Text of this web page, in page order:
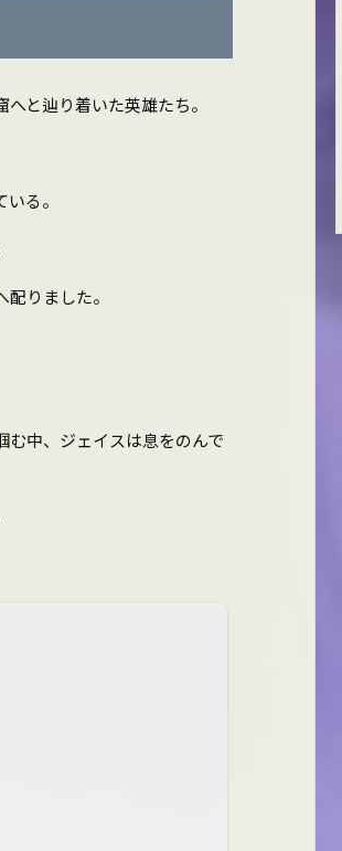
と辿り着いた英雄たち。
る。
りました。
中、ジェイスは息をのんで